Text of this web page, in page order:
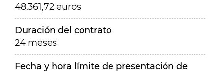
48.361,72 euros
Duración del contrato
24 meses
Fecha y hora límite de presentación de